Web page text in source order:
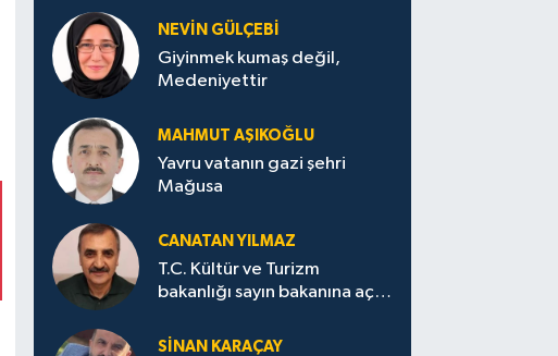
NEVİN GÜLÇEBİ
Giyinmek kumaş değil,
Medeniyettir
MAHMUT AŞIKOĞLU
Yavru vatanın gazi şehri
Mağusa
CANATAN YILMAZ
T.C. Kültür ve Turizm
bakanlığı sayın bakanına açık
SİNAN KARAÇAY